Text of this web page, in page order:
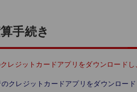
手続き
レジットカードアプリをダウンロード
クレジットカードアプリをダウンロード